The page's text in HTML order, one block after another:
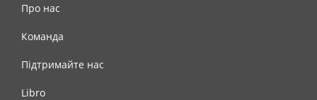
Про нас
Команда
Підтримайте нас
Libro